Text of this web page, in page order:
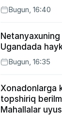
o‘tkazib
Bugun, 16:40
Netanyaxuning
Ugandada
Bugun, 16:35
Xonadonlarga
topshiriq
Mahallalar